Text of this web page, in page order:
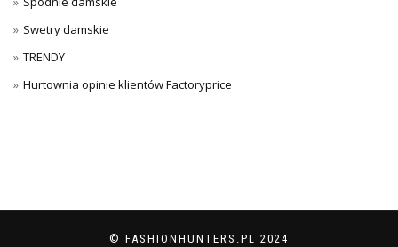
Swetry damskie
TRENDY
Hurtownia opinie klientów Factoryprice
© FASHIONHUNTERS.PL 2024